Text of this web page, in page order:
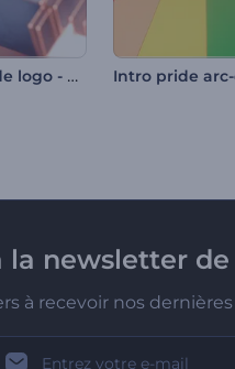
Animation de logo - Modularité abstraite Intro pride
la newsletter
à recevoir nos